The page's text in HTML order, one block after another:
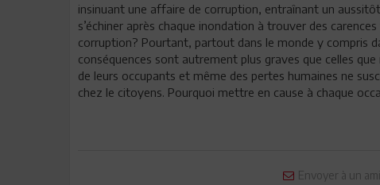
insinuant une affaire de corruption, entraînant un
s’échiner après chaque inondation à trouver des
corruption? Pourtant, partout dans le monde y compris
conséquences sont autrement plus graves que celles
de leurs occupants et même des pertes humaines ne
chez le citoyens. Pourquoi mettre en cause à chaque
Envoyer à un ami